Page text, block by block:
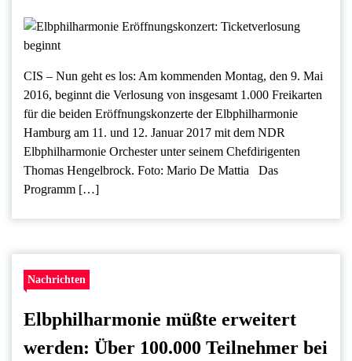
CIS – Nun geht es los: Am kommenden Montag, den 9. Mai
2016, beginnt die Verlosung von insgesamt 1.000 Freikarten
für die beiden Eröffnungskonzerte der Elbphilharmonie
Hamburg am 11. und 12. Januar 2017 mit dem NDR
Elbphilharmonie Orchester unter seinem Chefdirigenten
Thomas Hengelbrock. Foto: Mario De Mattia Das
Programm […]
Nachrichten
Elbphilharmonie müßte erweitert
werden: Über 100.000 Teilnehmer bei